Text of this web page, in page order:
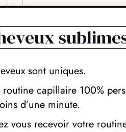
sont uniques.
capillaire 100%
d’une minute.
vous recevoir votre